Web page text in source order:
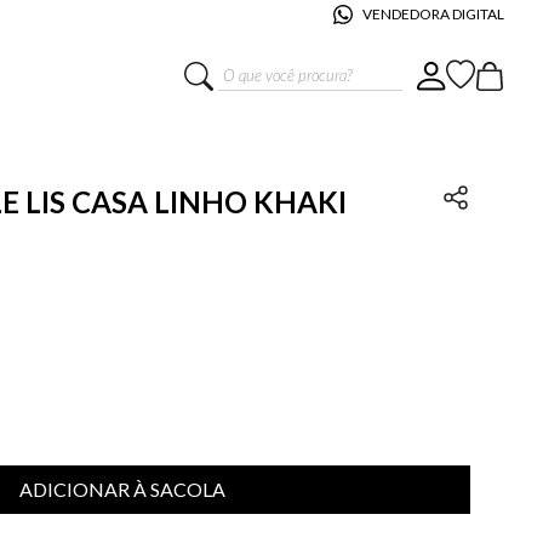
VENDEDORA DIGITAL
O que você procura?
LIS CASA LINHO KHAKI
ADICIONAR À SACOLA